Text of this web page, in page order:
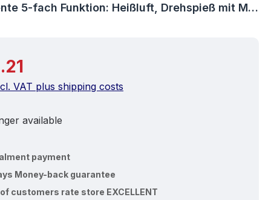
5-fach Funktion: Heißluft, Drehspieß mit M…
VAT plus shipping costs
available
payment
Money-back guarantee
customers rate store EXCELLENT